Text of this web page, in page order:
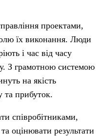
проектами,
їх виконання. Люди
і час від часу
З грамотною системою
на якість
та прибуток.
співробітниками,
оцінювати результати